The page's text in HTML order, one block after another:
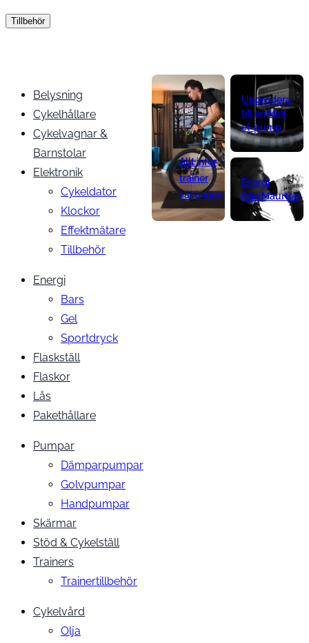
Tillbehör
Belysning
Cykelhållare
Cykelvagnar &
Barnstolar
Elektronik
Cykeldator
Klockor
Effektmätare
Tillbehör
Energi
Bars
Gel
Sportdryck
Flaskställ
Flaskor
Lås
Pakethållare
Pumpar
Dämparpumpar
Golvpumpar
Handpumpar
Skärmar
Stöd & Cykelställ
Trainers
Trainertillbehör
Cykelvård
Olja
Allt inför
trainer
säsongen
Upgradera
till en Mini
el-pump
Energi
från Maurten